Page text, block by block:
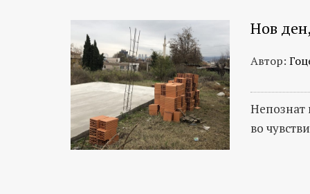
исклучиво
на
проверени
факти.
Нов
Автор:
Непознат
во